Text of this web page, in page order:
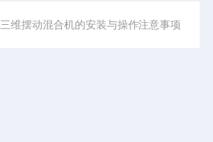
三维摆动混合机的安装与操作注意事项